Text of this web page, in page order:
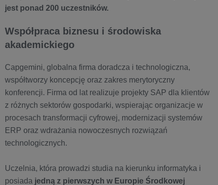
jest ponad 200 uczestników.
Współpraca biznesu i środowiska
akademickiego
Capgemini, globalna firma doradcza i technologiczna,
współtworzy koncepcję oraz zakres merytoryczny
konferencji. Firma od lat realizuje projekty SAP dla klientów
z różnych sektorów gospodarki, wspierając organizacje w
procesach transformacji cyfrowej, modernizacji systemów
ERP oraz wdrażania nowoczesnych rozwiązań
technologicznych.
Uczelnia, która prowadzi studia na kierunku informatyka i
posiada jedną z pierwszych w Europie Środkowej